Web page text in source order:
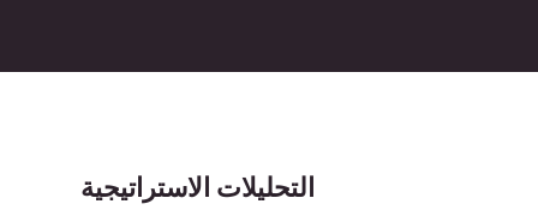
التحليلات الاستراتيجية